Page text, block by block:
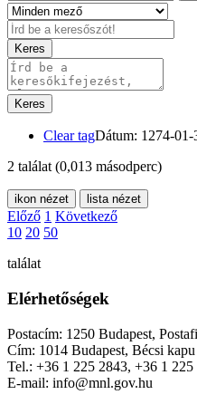
Keres
Keres
Clear tagDátum: 1274-01-
2 találat (0,013 másodperc)
ikon nézet lista nézet
Előző 1 Következő
10 20 50
találat
Elérhetőségek
Postacím: 1250 Budapest,
Cím: 1014 Budapest, Bécsi
Tel.: +36 1 225 2843, +36 1 225
E-mail: info@mnl.gov.hu